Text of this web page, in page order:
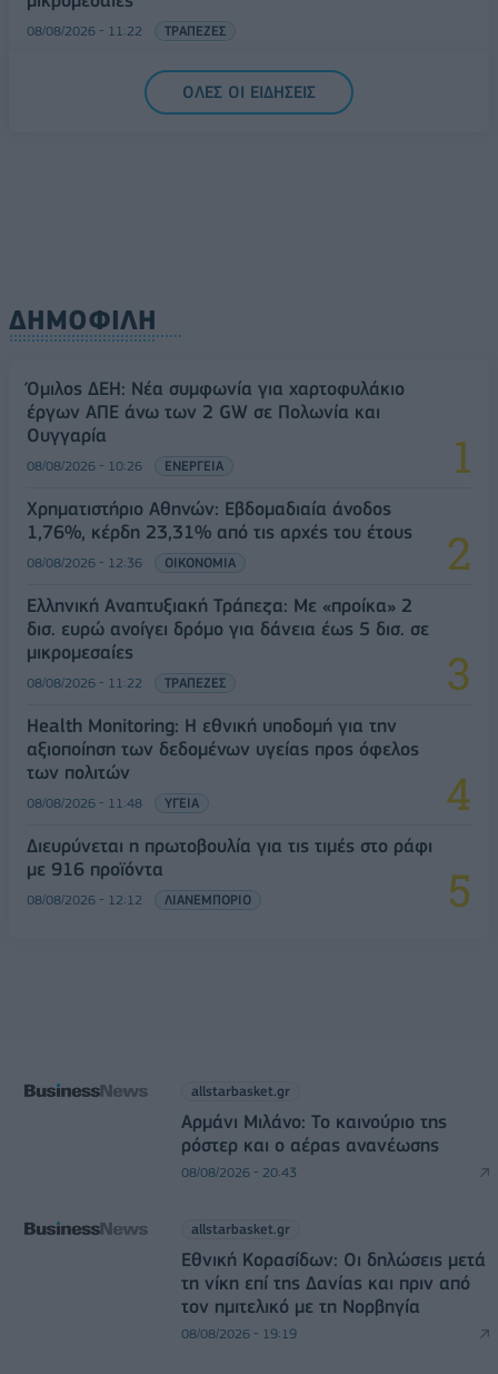
08/08/2026 - 11:22 ΤΡΑΠΕΖΕΣ
5G παντού, 6G στον ορίζοντα: Πού βρίσκεται η
Ελλάδα στη μεγάλη τεχνολογική μετάβαση
ΟΛΕΣ ΟΙ ΕΙΔΗΣΕΙΣ
ΔΗΜΟΦΙΛΗ
Όμιλος ΔΕΗ: Νέα συμφωνία για χαρτοφυλάκιο
έργων ΑΠΕ άνω των 2 GW σε Πολωνία και
Ουγγαρία
08/08/2026 - 10:26 ΕΝΕΡΓΕΙΑ
Χρηματιστήριο Αθηνών: Εβδομαδιαία άνοδος
1,76%, κέρδη 23,31% από τις αρχές του έτους
08/08/2026 - 12:36 ΟΙΚΟΝΟΜΙΑ
Ελληνική Αναπτυξιακή Τράπεζα: Με «προίκα» 2
δισ. ευρώ ανοίγει δρόμο για δάνεια έως 5 δισ. σε
μικρομεσαίες
08/08/2026 - 11:22 ΤΡΑΠΕΖΕΣ
Health Monitoring: Η εθνική υποδομή για την
αξιοποίηση των δεδομένων υγείας προς όφελος
των πολιτών
08/08/2026 - 11:48 ΥΓΕΙΑ
Διευρύνεται η πρωτοβουλία για τις τιμές στο ράφι
με 916 προϊόντα
08/08/2026 - 12:12 ΛΙΑΝΕΜΠΟΡΙΟ
allstarbasket.gr
Αρμάνι Μιλάνο: Το καινούριο της
ρόστερ και ο αέρας ανανέωσης
08/08/2026 - 20:43
allstarbasket.gr
Εθνική Κορασίδων: Οι δηλώσεις μετά
τη νίκη επί της Δανίας και πριν από
τον ημιτελικό με τη Νορβηγία
08/08/2026 - 19:19